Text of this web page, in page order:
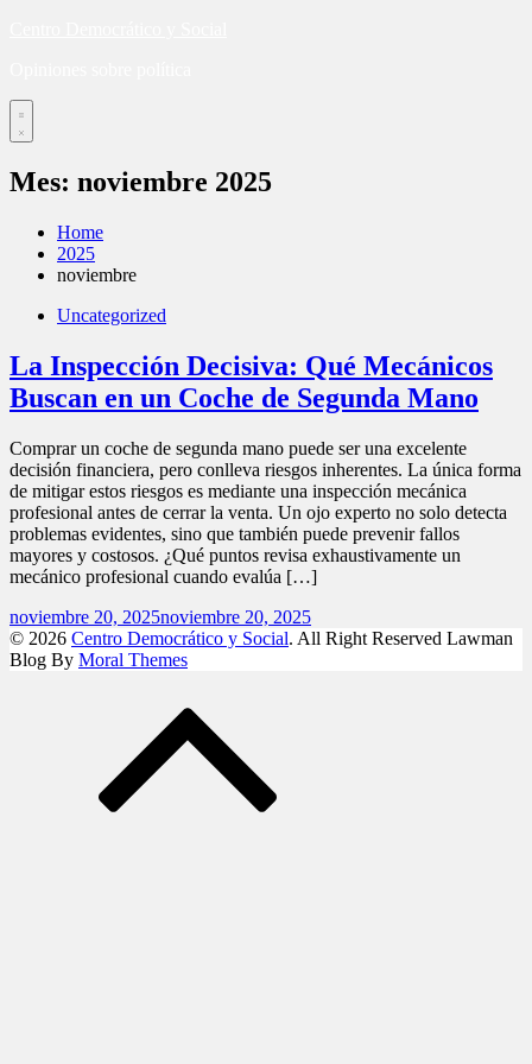
Mes: noviembre 2025
Home
2025
noviembre
Uncategorized
La Inspección Decisiva: Qué Mecánicos
Buscan en un Coche de Segunda Mano
Comprar un coche de segunda mano puede ser una excelente
decisión financiera, pero conlleva riesgos inherentes. La única forma
de mitigar estos riesgos es mediante una inspección mecánica
profesional antes de cerrar la venta. Un ojo experto no solo detecta
problemas evidentes, sino que también puede prevenir fallos
mayores y costosos. ¿Qué puntos revisa exhaustivamente un
mecánico profesional cuando evalúa […]
noviembre 20, 2025noviembre 20, 2025
© 2026 Centro Democrático y Social. All Right Reserved Lawman
Blog By Moral Themes